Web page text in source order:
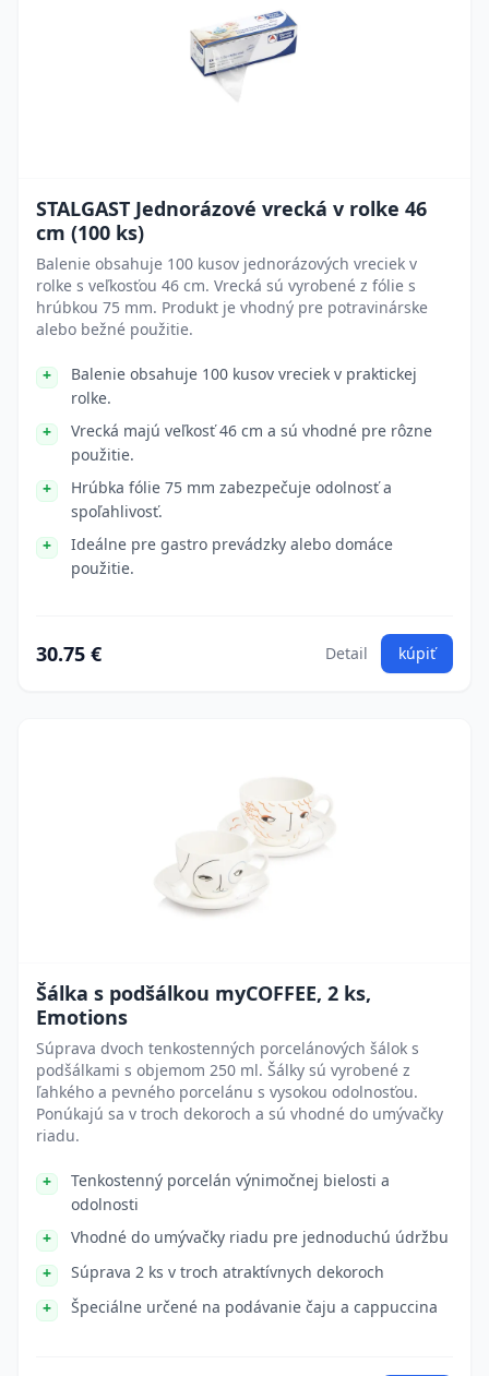
STALGAST Jednorázové vrecká v rolke 46
cm (100 ks)
Balenie obsahuje 100 kusov jednorázových vreciek v
rolke s veľkosťou 46 cm. Vrecká sú vyrobené z fólie s
hrúbkou 75 mm. Produkt je vhodný pre potravinárske
alebo bežné použitie.
Balenie obsahuje 100 kusov vreciek v praktickej
rolke.
Vrecká majú veľkosť 46 cm a sú vhodné pre rôzne
použitie.
Hrúbka fólie 75 mm zabezpečuje odolnosť a
spoľahlivosť.
Ideálne pre gastro prevádzky alebo domáce
použitie.
30.75 € Detail kúpiť
Šálka s podšálkou myCOFFEE, 2 ks,
Emotions
Súprava dvoch tenkostenných porcelánových šálok s
podšálkami s objemom 250 ml. Šálky sú vyrobené z
ľahkého a pevného porcelánu s vysokou odolnosťou.
Ponúkajú sa v troch dekoroch a sú vhodné do umývačky
riadu.
Tenkostenný porcelán výnimočnej bielosti a
odolnosti
Vhodné do umývačky riadu pre jednoduchú údržbu
Súprava 2 ks v troch atraktívnych dekoroch
Špeciálne určené na podávanie čaju a cappuccina